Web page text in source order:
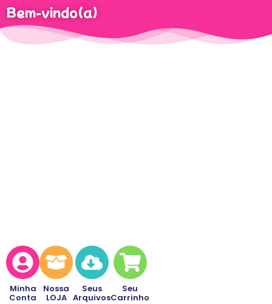
Bem-vindo(a)
Minha
Conta
Nossa
LOJA
Seus
Arquivos
Seu
Carrinho